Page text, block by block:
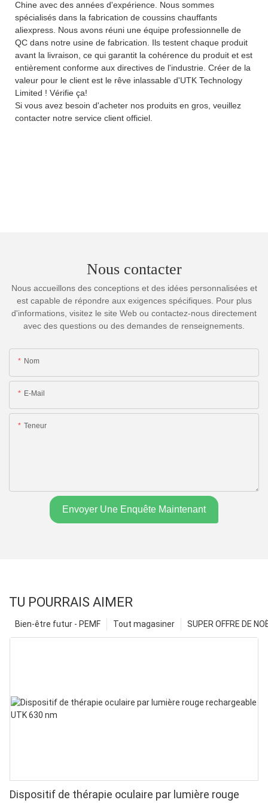
Chine avec des années d'expérience. Nous sommes
spécialisés dans la fabrication de coussins chauffants
aliexpress. Nous avons réuni une équipe professionnelle de
QC dans notre usine de fabrication. Ils testent chaque produit
avant la livraison, ce qui garantit la cohérence du produit et est
entièrement conforme aux directives de l'industrie. Créer de la
valeur pour le client est le rêve inlassable d'UTK Technology
Limited ! Vérifie ça!
Si vous avez besoin d'acheter nos produits en gros, veuillez
contacter notre service client officiel.
Nous contacter
Nous accueillons des conceptions et des idées personnalisées et
est capable de répondre aux exigences spécifiques. Pour plus
d'informations, visitez le site Web ou contactez-nous directement
avec des questions ou des demandes de renseignements.
Nom
E-Mail
Teneur
Envoyer Une Enquête Maintenant
TU POURRAIS AIMER
SUPER OFFRE DE
Tout magasiner
Bien-être futur - PEMF
Dispositif de thérapie oculaire par lumière rouge